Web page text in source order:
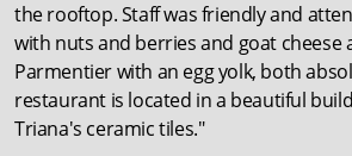
the rooftop. Staff was friendly and
with nuts and berries and goat cheese
Parmentier with an egg yolk, both
restaurant is located in a beautiful
Triana's ceramic tiles."